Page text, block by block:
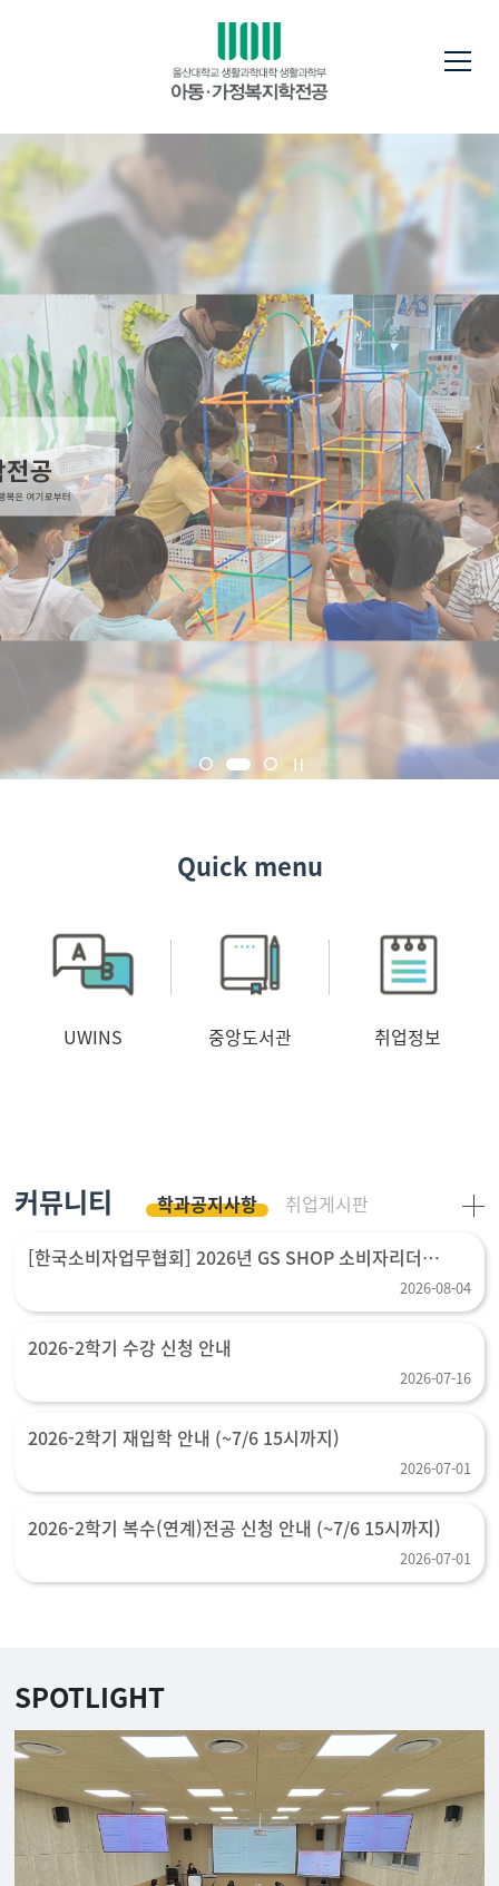
Quick menu
UWINS 중앙도서관 취업정보
커뮤니티 학과공지사항
취업게시판
[한국소비자업무협회] 2026년 GS SHOP 소비자리더
2026-08-04
2026-2학기 수강 신청 안내
2026-07-16
2026-2학기 재입학 안내 (~7/6 15시까지)
2026-07-01
2026-2학기 복수(연계)전공 신청 안내 (~7/6 15시까지)
2026-07-01
SPOTLIGHT